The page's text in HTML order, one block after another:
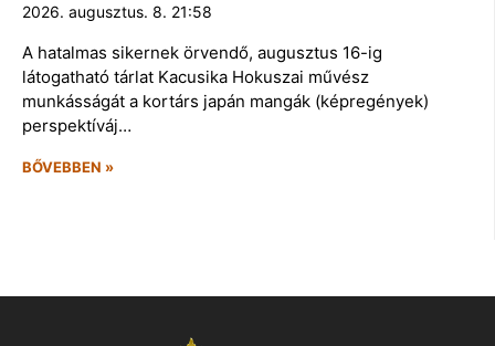
2026. augusztus. 8. 21:58
A hatalmas sikernek örvendő, augusztus 16-ig
látogatható tárlat Kacusika Hokuszai művész
munkásságát a kortárs japán mangák (képregények)
perspektíváj…
BŐVEBBEN »